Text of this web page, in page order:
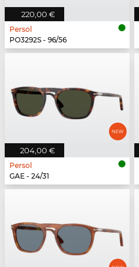
220,00 €
Persol
PO3292S - 96/56
204,00 €
Persol
GAE - 24/31